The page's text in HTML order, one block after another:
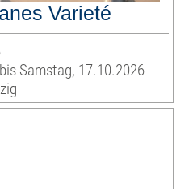
Varieté
bis Samstag, 17.10.2026